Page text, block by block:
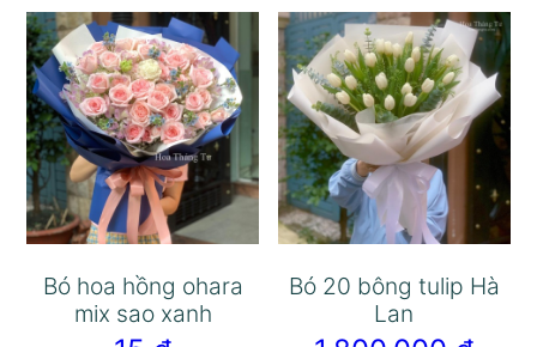
Bó hoa hồng ohara
mix sao xanh
Bó 20 bông tulip Hà
Lan